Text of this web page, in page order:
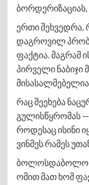
ბორდერიზაციას,
ერთი შეხვედრა,
დაგროვილ
ფაქტია. მაგრამ
პირველი ნაბიჯი
რაც შეეხება
გულისწყრომას —
როდესაც ისინი
ვინმეს რამეს
ომით მათ ხომ